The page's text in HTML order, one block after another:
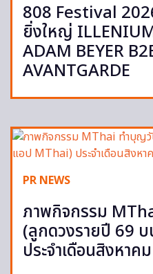
808 Festival
ยิ่งใหญ่
ADAM BEYER
AVANTGARDE
PR NEWS
ภาพกิจกรรม
(ลูกดวงรายปี 69
ประจำเดือนสิงหาค